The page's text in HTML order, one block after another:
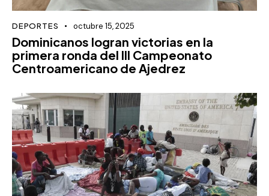
DEPORTES octubre 15, 2025
Dominicanos logran victorias en la
primera ronda del III Campeonato
Centroamericano de Ajedrez